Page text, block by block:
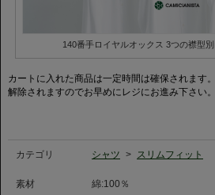
140番手ロイヤルオックス 3つの襟型
カートに入れた商品は一定時間は確保されます
解除されますのでお早めにレジにお進み下さい。
カテゴリ シャツ > スリムフィット
素材 綿:100％